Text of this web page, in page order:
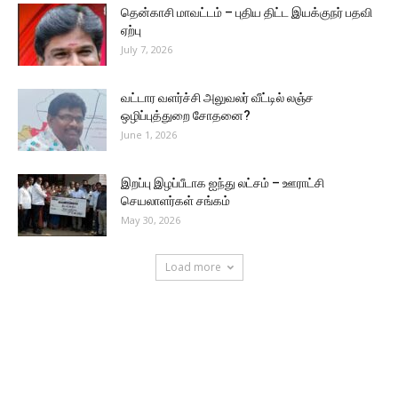
தென்காசி மாவட்டம் – புதிய திட்ட இயக்குநர் பதவி
ஏற்பு
July 7, 2026
வட்டார வளர்ச்சி அலுவலர் வீட்டில் லஞ்ச
ஒழிப்புத்துறை சோதனை?
June 1, 2026
இறப்பு இழப்பீடாக ஐந்து லட்சம் – ஊராட்சி
செயலாளர்கள் சங்கம்
May 30, 2026
Load more